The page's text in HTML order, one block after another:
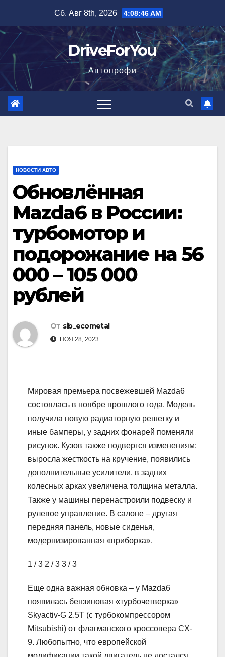
содержимому
Сб. Авг 8th, 2026 4:08:47 AM
DriveForYou
Автопрофи
НОВОСТИ АВТО
Обновлённая
Mazda6 в России:
турбомотор и
подорожание на 56
000 – 105 000
рублей
От sib_ecometal
НОЯ 28, 2023
Мировая премьера посвежевшей Mazda6
состоялась в ноябре прошлого года. Модель
получила новую радиаторную решетку и
иные бамперы, у задних фонарей поменяли
рисунок. Кузов также подвергся изменениям:
выросла жесткость на кручение, появились
дополнительные усилители, в задних
колесных арках увеличена толщина металла.
Также у машины перенастроили подвеску и
рулевое управление. В салоне – другая
передняя панель, новые сиденья,
модернизированная «приборка».
1 / 3 2 / 3 3 / 3
Еще одна важная обновка – у Mazda6
появилась бензиновая «турбочетверка»
Skyactiv-G 2.5T (с турбокомпрессором
Mitsubishi) от флагманского кроссовера CX-
9. Любопытно, что европейской